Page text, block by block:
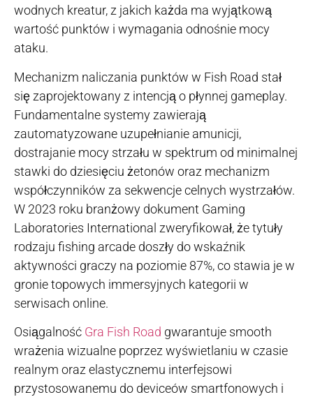
wodnych kreatur, z jakich każda ma wyjątkową
wartość punktów i wymagania odnośnie mocy
ataku.
Mechanizm naliczania punktów w Fish Road stał
się zaprojektowany z intencją o płynnej gameplay.
Fundamentalne systemy zawierają
zautomatyzowane uzupełnianie amunicji,
dostrajanie mocy strzału w spektrum od minimalnej
stawki do dziesięciu żetonów oraz mechanizm
współczynników za sekwencje celnych wystrzałów.
W 2023 roku branżowy dokument Gaming
Laboratories International zweryfikował, że tytuły
rodzaju fishing arcade doszły do wskaźnik
aktywności graczy na poziomie 87%, co stawia je w
gronie topowych immersyjnych kategorii w
serwisach online.
Osiągalność Gra Fish Road gwarantuje smooth
wrażenia wizualne poprzez wyświetlaniu w czasie
realnym oraz elastycznemu interfejsowi
przystosowanemu do deviceów smartfonowych i